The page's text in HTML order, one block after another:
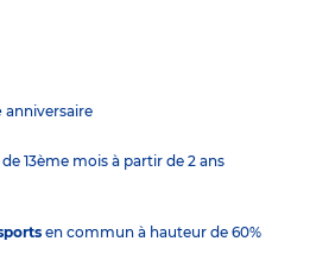
anniversaire
de 13ème mois à partir de 2 ans
en commun à hauteur de 60%